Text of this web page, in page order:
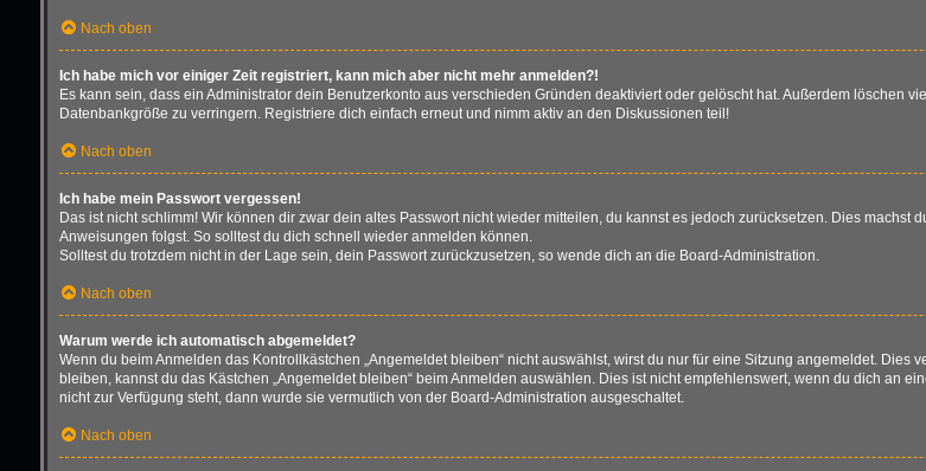
Nach oben
Ich habe mich vor einiger Zeit registriert, kann mich aber nicht mehr anmelden?!
Es kann sein, dass ein Administrator dein Benutzerkonto aus verschieden Gründen deaktiviert oder gelöscht hat. Außerdem löschen
Datenbankgröße zu verringern. Registriere dich einfach erneut und nimm aktiv an den Diskussionen teil!
Nach oben
Ich habe mein Passwort vergessen!
Das ist nicht schlimm! Wir können dir zwar dein altes Passwort nicht wieder mitteilen, du kannst es jedoch zurücksetzen. Dies machst
Anweisungen folgst. So solltest du dich schnell wieder anmelden können.
Solltest du trotzdem nicht in der Lage sein, dein Passwort zurückzusetzen, so wende dich an die Board-Administration.
Nach oben
Warum werde ich automatisch abgemeldet?
Wenn du beim Anmelden das Kontrollkästchen „Angemeldet bleiben“ nicht auswählst, wirst du nur für eine Sitzung angemeldet.
bleiben, kannst du das Kästchen „Angemeldet bleiben“ beim Anmelden auswählen. Dies ist nicht empfehlenswert, wenn du dich an
nicht zur Verfügung steht, dann wurde sie vermutlich von der Board-Administration ausgeschaltet.
Nach oben